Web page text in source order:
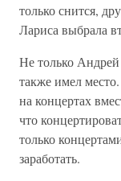
только снится,
Лариса выбрала
Не только
также имел
на концертах
что
только
заработать.